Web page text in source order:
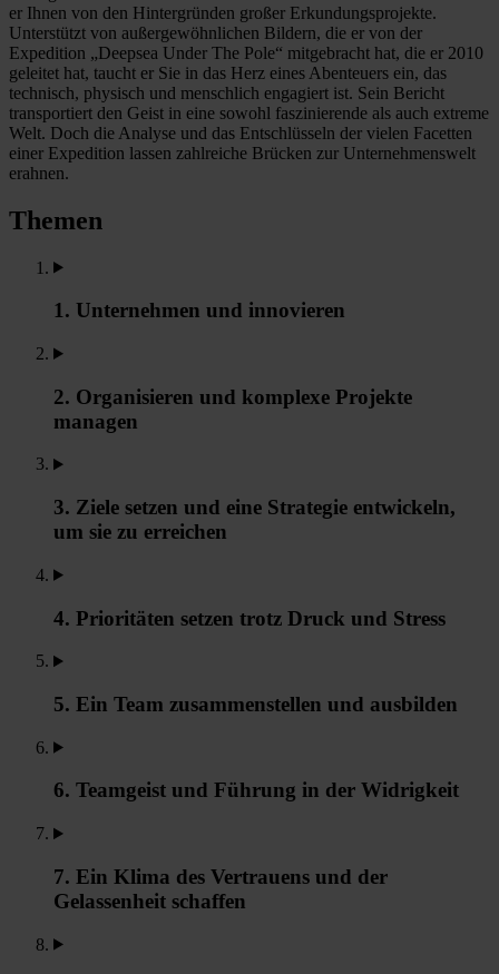
er Ihnen von den Hintergründen großer Erkundungsprojekte.
Unterstützt von außergewöhnlichen Bildern, die er von der
Expedition „Deepsea Under The Pole“ mitgebracht hat, die er 2010
geleitet hat, taucht er Sie in das Herz eines Abenteuers ein, das
technisch, physisch und menschlich engagiert ist. Sein Bericht
transportiert den Geist in eine sowohl faszinierende als auch extreme
Welt. Doch die Analyse und das Entschlüsseln der vielen Facetten
einer Expedition lassen zahlreiche Brücken zur Unternehmenswelt
erahnen.
Themen
1. Unternehmen und innovieren
2. Organisieren und komplexe Projekte
managen
3. Ziele setzen und eine Strategie entwickeln,
um sie zu erreichen
4. Prioritäten setzen trotz Druck und Stress
5. Ein Team zusammenstellen und ausbilden
6. Teamgeist und Führung in der Widrigkeit
7. Ein Klima des Vertrauens und der
Gelassenheit schaffen